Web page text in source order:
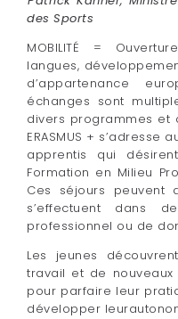
des Sports
MOBILITÉ =
langues,
d’appartenance
échanges sont
divers programmes et
ERASMUS + s’adresse
apprentis qui
Formation en Milieu
Ces séjours
s’effectuent dans
professionnel ou de
Les jeunes
travail et de
pour parfaire leur
développer